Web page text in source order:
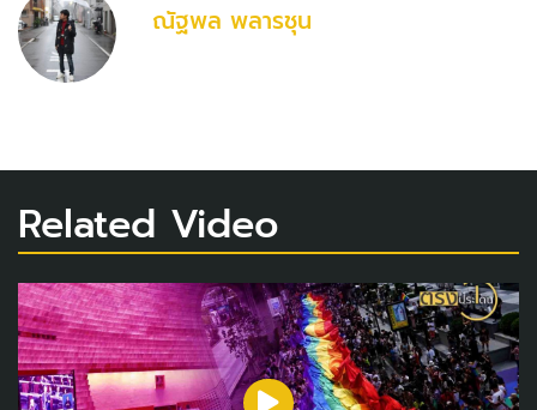
ณัฐพล พลารชุน
Related Video